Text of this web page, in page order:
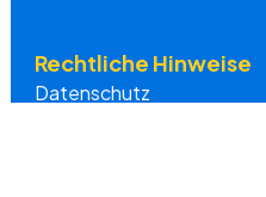
Rechtliche Hinweise
Datenschutz